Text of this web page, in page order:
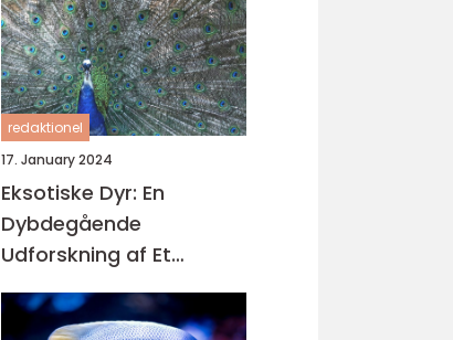
redaktionel
17. January 2024
Eksotiske Dyr: En
Dybdegående
Udforskning af Et
Fascinerende Univers